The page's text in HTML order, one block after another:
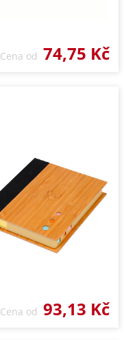
Cena od 74,75 Kč
Cena od 93,13 Kč